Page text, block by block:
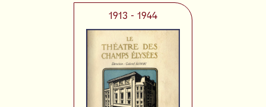
1913 - 1944